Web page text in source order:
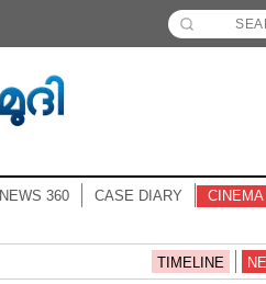
NEWS 360 CASE DIARY CINEMA
TIMELINE